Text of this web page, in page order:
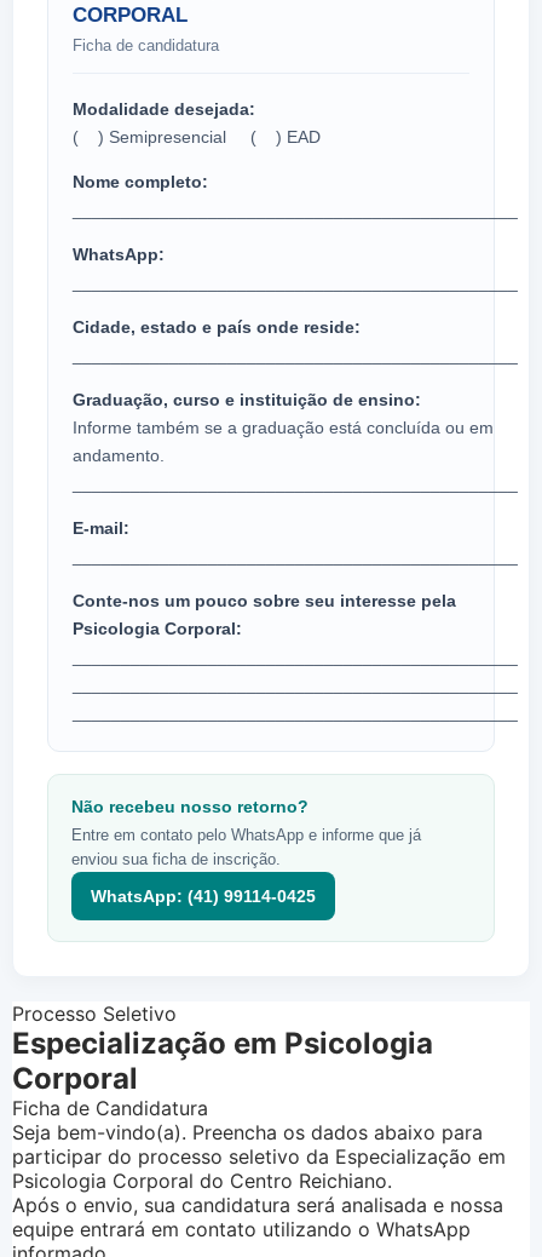
CORPORAL
Ficha de candidatura
Modalidade desejada:
( ) Semipresencial ( ) EAD
Nome completo:
WhatsApp:
Cidade, estado e país onde reside:
Graduação, curso e instituição de ensino:
Informe também se a graduação está concluída ou em
andamento.
E-mail:
Conte-nos um pouco sobre seu interesse pela
Psicologia Corporal:
Não recebeu nosso retorno?
Entre em contato pelo WhatsApp e informe que já
enviou sua ficha de inscrição.
WhatsApp: (41) 99114-0425
Processo Seletivo
Especialização em Psicologia
Corporal
Ficha de Candidatura
Seja bem-vindo(a). Preencha os dados abaixo para
participar do processo seletivo da Especialização em
Psicologia Corporal do Centro Reichiano.
Após o envio, sua candidatura será analisada e nossa
equipe entrará em contato utilizando o WhatsApp